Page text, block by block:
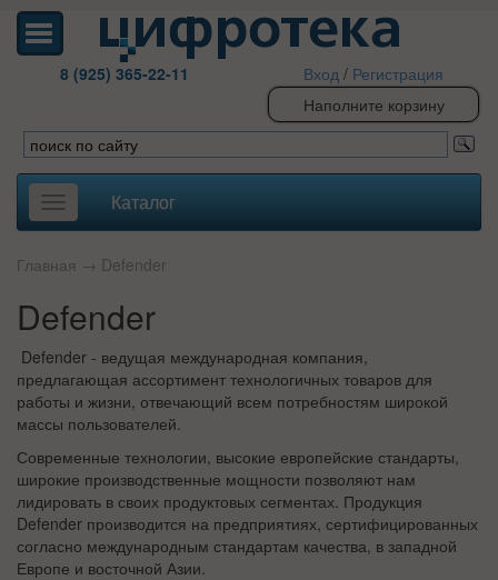
8 (925) 365-22-11 Вход / Регистрация
Наполните корзину
Toggle
navigation
Каталог
Главная → Defender
Defender
Defender - ведущая международная компания,
предлагающая ассортимент технологичных товаров для
работы и жизни, отвечающий всем потребностям широкой
массы пользователей.
Современные технологии, высокие европейские стандарты,
широкие производственные мощности позволяют нам
лидировать в своих продуктовых сегментах. Продукция
Defender производится на предприятиях, сертифицированных
согласно международным стандартам качества, в западной
Европе и восточной Азии.